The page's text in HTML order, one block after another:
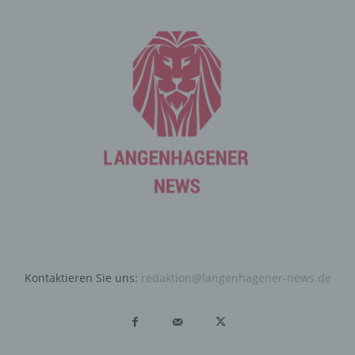
Kontaktieren Sie uns: redaktion@langenhagener-news.de
Bei der Nutzung dieser allgemeinen Daten und
Informationen ziehen wird keine Rückschlüsse auf die
betroffene Person. Diese Informationen werden vielmehr
benötigt, um (1) die Inhalte unserer Internetseite korrekt
auszuliefern, (2) die Inhalte unserer Internetseite sowie
Funktionsfähigkeit unserer informationstechnologischen
Systeme und der Technik unserer Internetseite zu
gewährleisten sowie (4) um Strafverfolgungsbehörden
Ziel ausgewertet, den Datenschutz und die
um letztlich ein optimales Schutzniveau für die von uns